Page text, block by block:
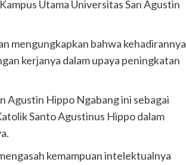
Utama Universitas San Agustin
mengungkapkan bahwa kehadirannya
kerjanya dalam upaya peningkatan
Agustin Hippo Ngabang ini sebagai
Santo Agustinus Hippo dalam
kemampuan intelektualnya